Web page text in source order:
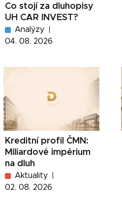
Co stojí za dluhopisy
UH CAR INVEST?
Analýzy
04. 08. 2026
Kreditní profil ČMN:
Miliardové impérium
na dluh
Aktuality
02. 08. 2026